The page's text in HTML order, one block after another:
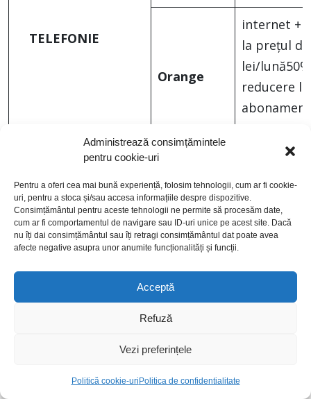
Administrează consimțămintele
pentru cookie-uri
Pentru a oferi cea mai bună experiență, folosim tehnologii, cum ar fi cookie-
uri, pentru a stoca și/sau accesa informațiile despre dispozitive.
Consimțământul pentru aceste tehnologii ne permite să procesăm date,
cum ar fi comportamentul de navigare sau ID-uri unice pe acest site. Dacă
nu îți dai consimțământul sau îți retragi consimțământul dat poate avea
afecte negative asupra unor anumite funcționalități și funcții.
Acceptă
Refuză
Vezi preferințele
Politică cookie-uri Politica de confidentialitate
TELEFONIE
Orange
internet +
la prețul
lei/lună50%
reducere la
Telekom
unui
abonament
cu doar 32
magazin, nu se aplică la toate produsele din